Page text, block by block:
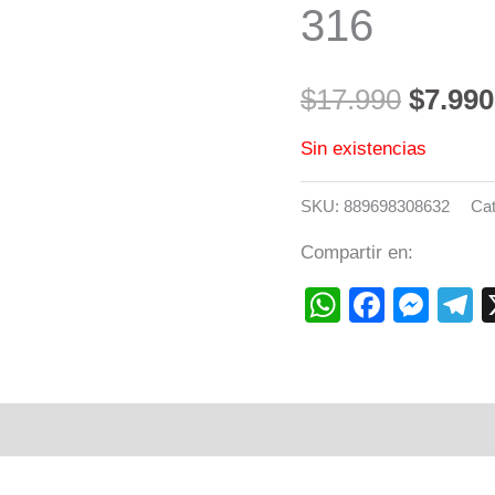
316
$17.990 $7.990
Sin existencias
SKU: 889698308632
Compartir en: